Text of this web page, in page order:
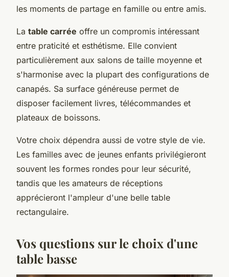
les moments de partage en famille ou entre amis.
La table carrée offre un compromis intéressant
entre praticité et esthétisme. Elle convient
particulièrement aux salons de taille moyenne et
s'harmonise avec la plupart des configurations de
canapés. Sa surface généreuse permet de
disposer facilement livres, télécommandes et
plateaux de boissons.
Votre choix dépendra aussi de votre style de vie.
Les familles avec de jeunes enfants privilégieront
souvent les formes rondes pour leur sécurité,
tandis que les amateurs de réceptions
apprécieront l'ampleur d'une belle table
rectangulaire.
Vos questions sur le choix d'une
table basse